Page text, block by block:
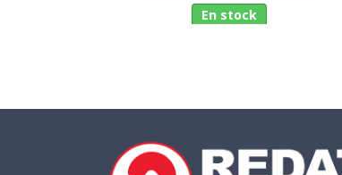
En stock